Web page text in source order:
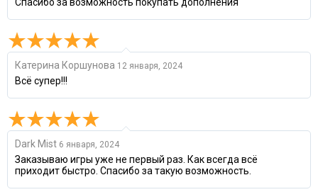
Катерина Коршунова 12 января, 2024
Всё супер!!!
Dark Mist 6 января, 2024
Заказываю игры уже не первый раз. Как всегда всё
приходит быстро. Спасибо за такую возможность.